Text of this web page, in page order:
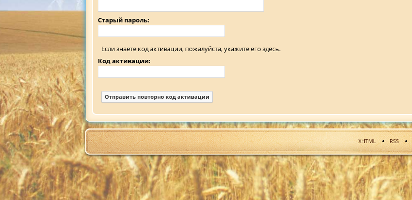
Старый пароль:
Если знаете код активации, пожалуйста, укажите его здесь.
Код активации:
XHTML RSS